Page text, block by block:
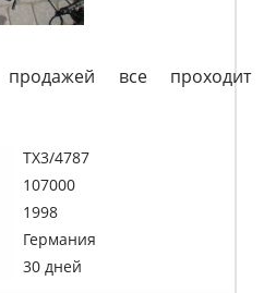
все проходит
TX3/4787
107000
1998
Германия
30 дней